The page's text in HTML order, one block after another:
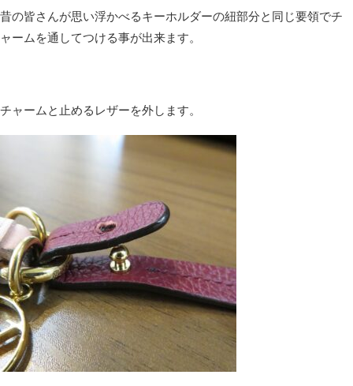
昔の皆さんが思い浮かべるキーホルダーの紐部分と同じ要領でチ
ャームを通してつける事が出来ます。
チャームと止めるレザーを外します。